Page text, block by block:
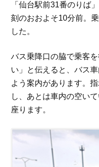
「仙台駅前31番のりば
刻のおおよそ10分前。
した。
バス乗降口の脇で乗客
い」と伝えると、バス
よう案内があります。
し、あとは車内の空い
座ります。